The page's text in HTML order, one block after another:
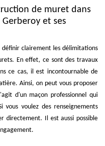
de muret dans
Gerberoy et ses
clairement les délimitations
En effet, ce sont des travaux
ce cas, il est incontournable de
Ainsi, on peut vous proposer
d'un maçon professionnel qui
vous voulez des renseignements
directement. Il est aussi possible